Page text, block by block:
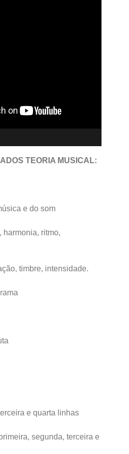
TEORIA MUSICAL:
e do som
harmonia, ritmo,
timbre, intensidade.
e quarta linhas
segunda, terceira e